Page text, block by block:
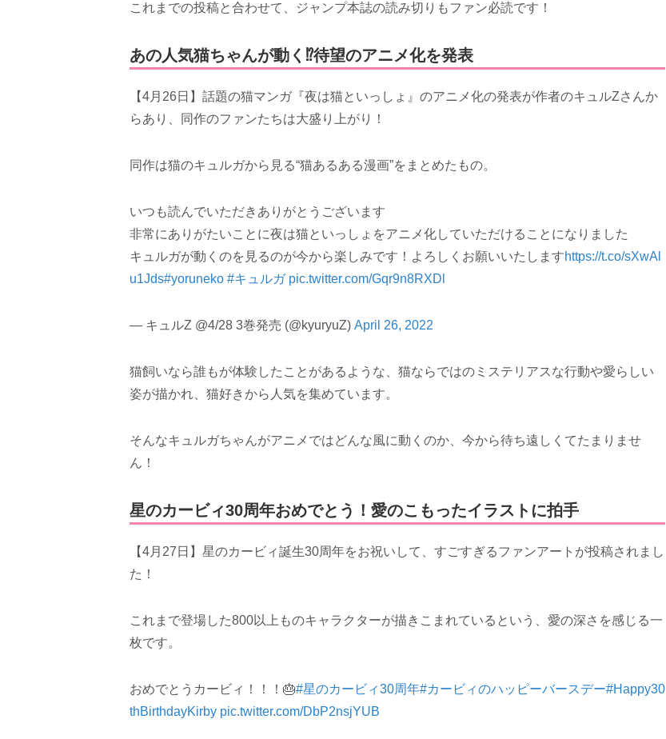
これまでの投稿と合わせて、ジャンプ本誌の読み切りもファン必読です！
あの人気猫ちゃんが動く⁉待望のアニメ化を発表
【4月26日】話題の猫マンガ『夜は猫といっしょ』のアニメ化の発表が作者のキュルZさんか
らあり、同作のファンたちは大盛り上がり！
同作は猫のキュルガから見る“猫あるある漫画”をまとめたもの。
いつも読んでいただきありがとうございます
非常にありがたいことに夜は猫といっしょをアニメ化していただけることになりました
キュルガが動くのを見るのが今から楽しみです！よろしくお願いいたしますhttps://t.co/sXwAl
u1Jds#yoruneko #キュルガ pic.twitter.com/Gqr9n8RXDl
— キュルZ @4/28 3巻発売 (@kyuryuZ) April 26, 2022
猫飼いなら誰もが体験したことがあるような、猫ならではのミステリアスな行動や愛らしい
姿が描かれ、猫好きから人気を集めています。
そんなキュルガちゃんがアニメではどんな風に動くのか、今から待ち遠しくてたまりませ
ん！
星のカービィ30周年おめでとう！愛のこもったイラストに拍手
【4月27日】星のカービィ誕生30周年をお祝いして、すごすぎるファンアートが投稿されまし
た！
これまで登場した800以上ものキャラクターが描きこまれているという、愛の深さを感じる一
枚です。
おめでとうカービィ！！！🎂#星のカービィ30周年#カービィのハッピーバースデー#Happy30
thBirthdayKirby pic.twitter.com/DbP2nsjYUB